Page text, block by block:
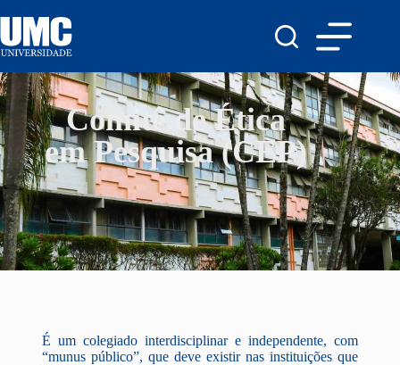
Comitê de Ética
em Pesquisa (CEP)
É um colegiado interdisciplinar e independente, com
“munus público”, que deve existir nas instituições que